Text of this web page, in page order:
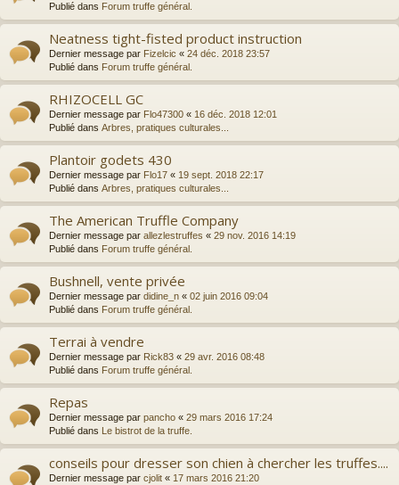
Publié dans Forum truffe général.
Neatness tight-fisted product instruction
Dernier message par Fizelcic « 24 déc. 2018 23:57
Publié dans Forum truffe général.
RHIZOCELL GC
Dernier message par Flo47300 « 16 déc. 2018 12:01
Publié dans Arbres, pratiques culturales...
Plantoir godets 430
Dernier message par Flo17 « 19 sept. 2018 22:17
Publié dans Arbres, pratiques culturales...
The American Truffle Company
Dernier message par allezlestruffes « 29 nov. 2016 14:19
Publié dans Forum truffe général.
Bushnell, vente privée
Dernier message par didine_n « 02 juin 2016 09:04
Publié dans Forum truffe général.
Terrai à vendre
Dernier message par Rick83 « 29 avr. 2016 08:48
Publié dans Forum truffe général.
Repas
Dernier message par pancho « 29 mars 2016 17:24
Publié dans
Le bistrot de la truffe.
conseils pour dresser son chien à chercher les truffes....
Dernier message par cjolit « 17 mars 2016 21:20